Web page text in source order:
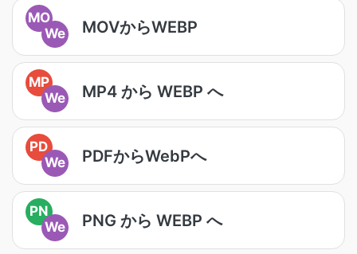
MO
We
MOVからWEBP
MP
We
MP4 から WEBP へ
PD
We
PDFからWebPへ
PN
We
PNG から WEBP へ